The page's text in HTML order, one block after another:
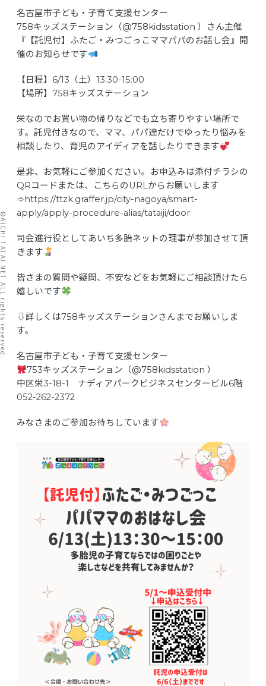
rights reserved.
名古屋市子ども・子育て支援センター
758キッズステーション（@758kidsstation ）さん主催
『【託児付】ふたご・みつごっこママパパのお話し会』開
催のお知らせです
【日程】6/13（土）13:30-15:00
【場所】758キッズステーション
栄なのでお買い物の帰りなどでも立ち寄りやすい場所で
す。託児付きなので、ママ、パパ達だけでゆったり悩みを
相談したり、育児のアイディアを話したりできます
是非、お気軽にご参加ください。お申込みは添付チラシの
QRコードまたは、こちらのURLからお願いします
➾https://ttzk.graffer.jp/city-nagoya/smart-
apply/apply-procedure-alias/tataiji/door
司会進行役としてあいち多胎ネットの理事が参加させて頂
きます
皆さまの質問や疑問、不安などをお気軽にご相談頂けたら
嬉しいです
⇩詳しくは758キッズステーションさんまでお願いしま
す。
名古屋市子ども・子育て支援センター
753キッズステーション（@758kidsstation ）
中区栄3-18-1 ナディアパークビジネスセンタービル6階
052-262-2372
みなさまのご参加お待ちしています